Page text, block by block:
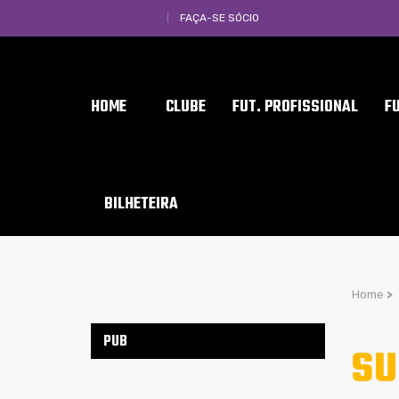
FAÇA-SE SÓCIO
HOME CLUBE FUT. PROFISSIONAL
BILHETEIRA
Home >
PUB